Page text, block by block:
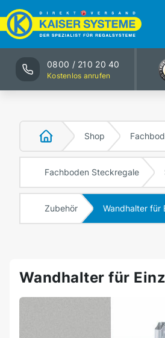
0800 / 210 20 40
Kostenlos anrufen
Shop
Fachboden Steckregale
Zubehör Wandhalter für
Wandhalter für